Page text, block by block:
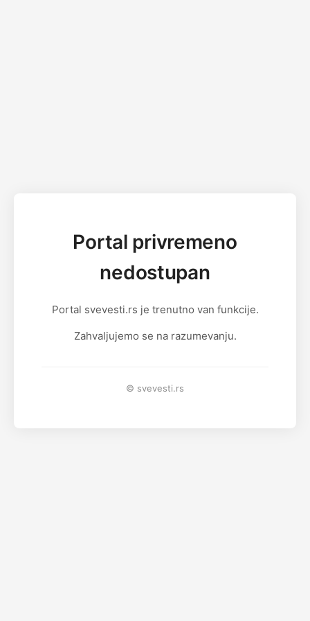
Portal privremeno
nedostupan
Portal svevesti.rs je trenutno van funkcije.
Zahvaljujemo se na razumevanju.
© svevesti.rs